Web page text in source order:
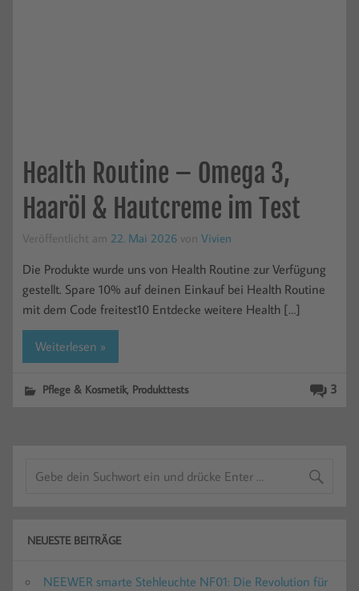
Health Routine – Omega 3,
Haaröl & Hautcreme im Test
Veröffentlicht am 22. Mai 2026 von Vivien
Die Produkte wurde uns von Health Routine zur Verfügung
gestellt. Spare 10% auf deinen Einkauf bei Health Routine
mit dem Code freitest10 Entdecke weitere Health […]
Weiterlesen »
3
Pflege & Kosmetik, Produkttests
NEUESTE BEITRÄGE
NEEWER smarte Stehleuchte NF01: Die Revolution für